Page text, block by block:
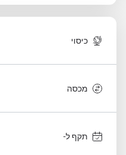
כיסוי
מכסה
תקף ל-